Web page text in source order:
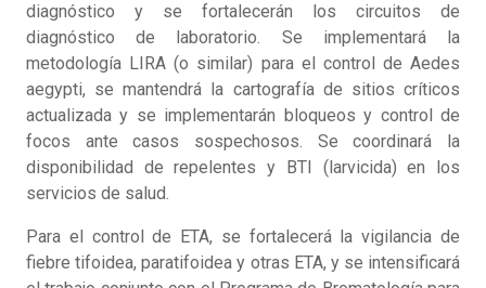
diagnóstico y se fortalecerán los circuitos de
diagnóstico de laboratorio. Se implementará la
metodología LIRA (o similar) para el control de Aedes
aegypti, se mantendrá la cartografía de sitios críticos
actualizada y se implementarán bloqueos y control de
focos ante casos sospechosos. Se coordinará la
disponibilidad de repelentes y BTI (larvicida) en los
servicios de salud.
Para el control de ETA, se fortalecerá la vigilancia de
fiebre tifoidea, paratifoidea y otras ETA, y se intensificará